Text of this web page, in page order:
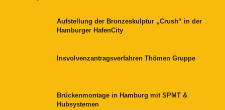
Aufstellung der Bronzeskulptur „Crush“ in der
Hamburger HafenCity
Insvolvenzantragsverfahren Thömen Gruppe
Brückenmontage in Hamburg mit SPMT &
Hubsystemen